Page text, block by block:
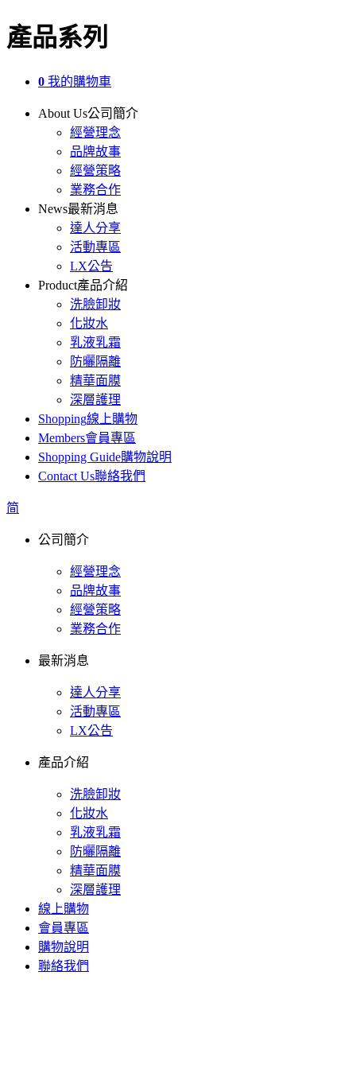
產品系列
0 我的購物車
About Us公司簡介
經營理念
品牌故事
經營策略
業務合作
News最新消息
達人分享
活動專區
LX公告
Product產品介紹
洗臉卸妝
化妝水
乳液乳霜
防曬隔離
精華面膜
深層護理
Shopping線上購物
Members會員專區
Shopping Guide購物說明
Contact Us聯絡我們
简
公司簡介
經營理念
品牌故事
經營策略
業務合作
最新消息
達人分享
活動專區
LX公告
產品介紹
洗臉卸妝
化妝水
乳液乳霜
防曬隔離
精華面膜
深層護理
線上購物
會員專區
購物說明
聯絡我們